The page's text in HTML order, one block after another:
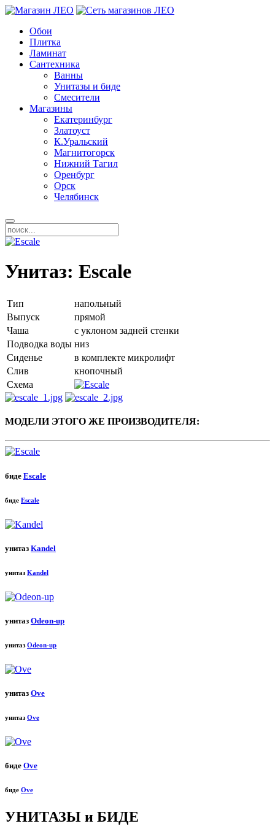
Обои
Плитка
Ламинат
Сантехника
Ванны
Унитазы и биде
Смесители
Магазины
Екатеринбург
Златоуст
К.Уральский
Магнитогорск
Нижний Тагил
Оренбург
Орск
Челябинск
Унитаз: Escale
Тип
напольный
Выпуск
прямой
Чаша
с уклоном задней стенки
Подводка воды низ
Сиденье
в комплекте микролифт
Слив
кнопочный
Схема
МОДЕЛИ ЭТОГО ЖЕ ПРОИЗВОДИТЕЛЯ:
биде Escale
биде Escale
унитаз Kandel
унитазKandel
унитаз Odeon-up
унитазOdeon-up
унитаз Ove
унитазOve
биде Ove
биде Ove
УНИТАЗЫ и БИДЕ